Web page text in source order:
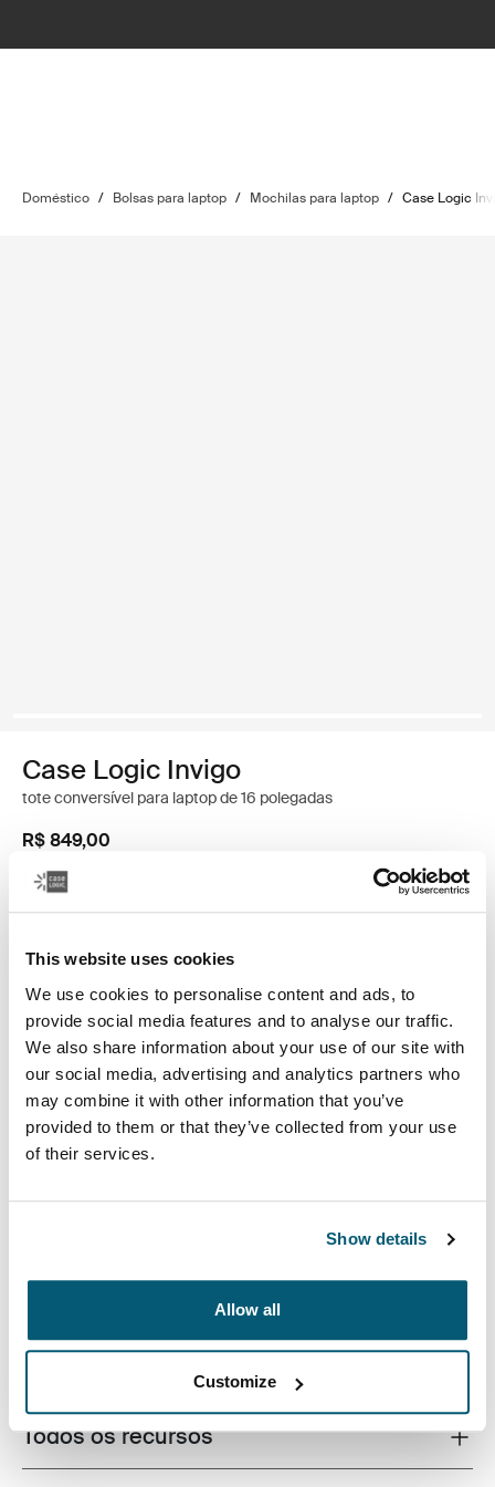
This website uses cookies
We use cookies to personalise content and ads, to
provide social media features and to analyse our traffic.
We also share information about your use of our site with
our social media, advertising and analytics partners who
may combine it with other information that you’ve
provided to them or that they’ve collected from your use
of their services.
Show details
Allow all
Customize
Doméstico / Bolsas para laptop / Mochilas para laptop / Case Logic
Case Logic Invigo
tote conversível para laptop de 16 polegadas
R$ 849,00
Case Logic Invigo convertible tote Preto (selected)
A bolsa tote Case Logic Invigo tem um design refinado
recursos de organização inteligentes – amigáveis para
o local de trabalho e o meio ambiente.
Descrição do produto
Toggle features
Todos os recursos